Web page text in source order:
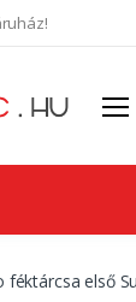
féktárcsa első